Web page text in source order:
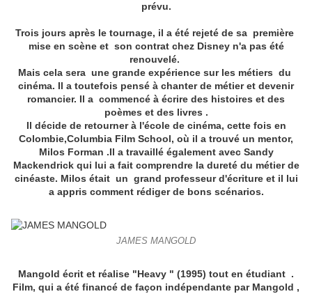
prévu.
Trois jours après le tournage, il a été rejeté de sa première
mise en scène et son contrat chez Disney n'a pas été
renouvelé.
Mais cela sera une grande expérience sur les métiers du
cinéma. Il a toutefois pensé à chanter de métier et devenir
romancier. Il a commencé à écrire des histoires et des
poèmes et des livres .
Il décide de retourner à l'école de cinéma, cette fois en
Colombie,Columbia Film School, où il a trouvé un mentor,
Milos Forman .Il a travaillé également avec Sandy
Mackendrick qui lui a fait comprendre la dureté du métier de
cinéaste. Milos était un grand professeur d'écriture et il lui
a appris comment rédiger de bons scénarios.
JAMES MANGOLD
Mangold écrit et réalise "Heavy " (1995) tout en étudiant .
Film, qui a été financé de façon indépendante par Mangold ,